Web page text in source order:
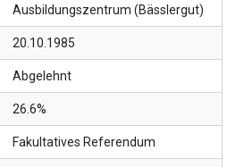
Ausbildungszentrum (Bässlergut)
20.10.1985
Abgelehnt
26.6%
Fakultatives Referendum